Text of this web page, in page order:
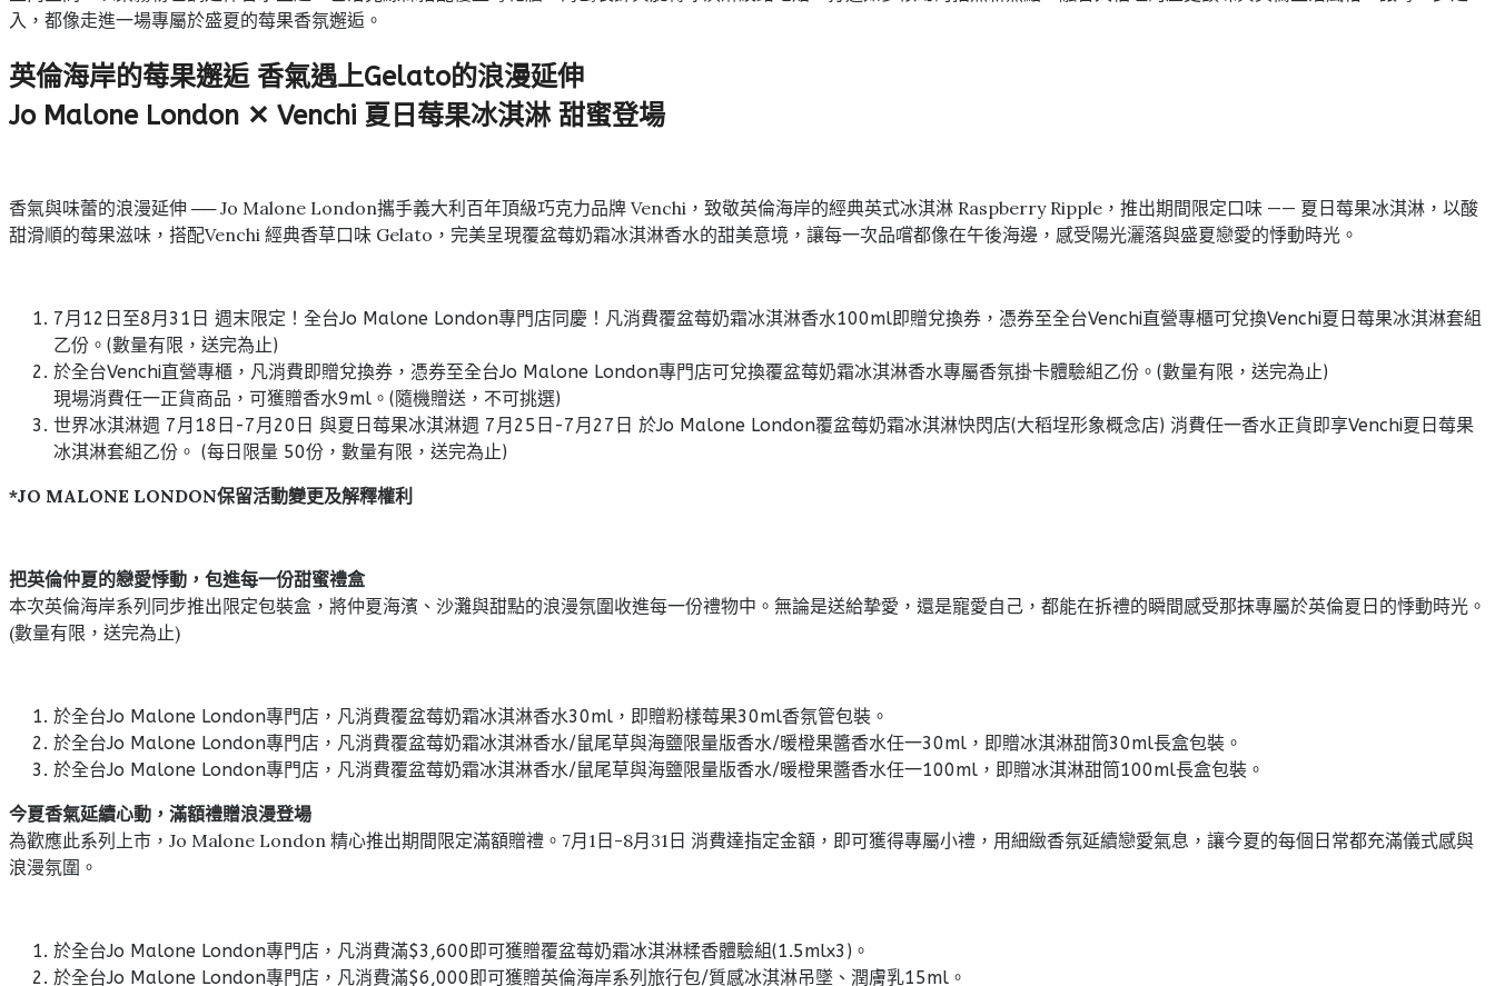
入，都像走進一場專屬於盛夏的莓果香氛邂逅。
英倫海岸的莓果邂逅 香氣遇上Gelato的浪漫延伸
Jo Malone London ✕ Venchi 夏日莓果冰淇淋 甜蜜登場
香氣與味蕾的浪漫延伸 ── Jo Malone London攜手義大利百年頂級巧克力品牌 Venchi，致敬英倫海岸的經典英式冰淇淋 Raspberry Ripple，推出期間限定口味 —— 夏日莓果冰淇淋，以酸
甜滑順的莓果滋味，搭配Venchi 經典香草口味 Gelato，完美呈現覆盆莓奶霜冰淇淋香水的甜美意境，讓每一次品嚐都像在午後海邊，感受陽光灑落與盛夏戀愛的悸動時光。
7月12日至8月31日 週末限定！全台Jo Malone London專門店同慶！凡消費覆盆莓奶霜冰淇淋香水100ml即贈兌換券，憑券至全台Venchi直營專櫃可兌換Venchi夏日莓果冰淇淋套組
乙份。(數量有限，送完為止)
於全台Venchi直營專櫃，凡消費即贈兌換券，憑券至全台Jo Malone London專門店可兌換覆盆莓奶霜冰淇淋香水專屬香氛掛卡體驗組乙份。(數量有限，送完為止)
現場消費任一正貨商品，可獲贈香水9ml。(隨機贈送，不可挑選)
世界冰淇淋週 7月18日-7月20日 與夏日莓果冰淇淋週 7月25日-7月27日 於Jo Malone London覆盆莓奶霜冰淇淋快閃店(大稻埕形象概念店) 消費任一香水正貨即享Venchi夏日莓果
冰淇淋套組乙份。 (每日限量 50份，數量有限，送完為止)
*JO MALONE LONDON保留活動變更及解釋權利
把英倫仲夏的戀愛悸動，包進每一份甜蜜禮盒
本次英倫海岸系列同步推出限定包裝盒，將仲夏海濱、沙灘與甜點的浪漫氛圍收進每一份禮物中。無論是送給摯愛，還是寵愛自己，都能在拆禮的瞬間感受那抹專屬於英倫夏日的悸動時光。
(數量有限，送完為止)
於全台Jo Malone London專門店，凡消費覆盆莓奶霜冰淇淋香水30ml，即贈粉樣莓果30ml香氛管包裝。
於全台Jo Malone London專門店，凡消費覆盆莓奶霜冰淇淋香水/鼠尾草與海鹽限量版香水/暖橙果醬香水任一30ml，即贈冰淇淋甜筒30ml長盒包裝。
於全台Jo Malone London專門店，凡消費覆盆莓奶霜冰淇淋香水/鼠尾草與海鹽限量版香水/暖橙果醬香水任一100ml，即贈冰淇淋甜筒100ml長盒包裝。
今夏香氣延續心動，滿額禮贈浪漫登場
為歡應此系列上市，Jo Malone London 精心推出期間限定滿額贈禮。7月1日-8月31日 消費達指定金額，即可獲得專屬小禮，用細緻香氛延續戀愛氣息，讓今夏的每個日常都充滿儀式感與
浪漫氛圍。
於全台Jo Malone London專門店，凡消費滿$3,600即可獲贈覆盆莓奶霜冰淇淋糅香體驗組(1.5mlx3)。
於全台Jo Malone London專門店，凡消費滿$6,000即可獲贈英倫海岸系列旅行包/質感冰淇淋吊墜、潤膚乳15ml。